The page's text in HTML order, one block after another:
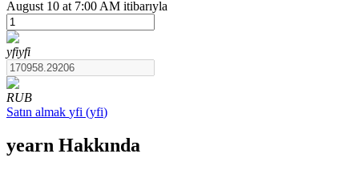
Teminat olarak USDT kullanan vadeli işlemler
August 10 at 7:00 AM itibarıyla
yfiyfi
RUB
Satın almak yfi (yfi)
yearn Hakkında